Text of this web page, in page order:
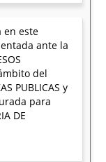
en este
ante la
del
PUBLICAS y
para
DE